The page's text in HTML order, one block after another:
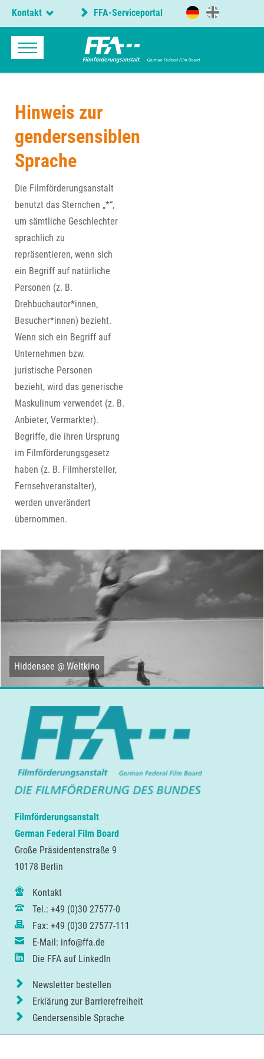
Kontakt FFA-Serviceportal
Hinweis zur
gendersensiblen
Sprache
Die Filmförderungsanstalt
benutzt das Sternchen „*“,
um sämtliche Geschlechter
sprachlich zu
repräsentieren, wenn sich
ein Begriff auf natürliche
Personen (z. B.
Drehbuchautor*innen,
Besucher*innen) bezieht.
Wenn sich ein Begriff auf
Unternehmen bzw.
juristische Personen
bezieht, wird das generische
Maskulinum verwendet (z. B.
Anbieter, Vermarkter).
Begriffe, die ihren Ursprung
im Filmförderungsgesetz
haben (z. B. Filmhersteller,
Fernsehveranstalter),
werden unverändert
übernommen.
Hiddensee @ Weltkino
Filmförderungsanstalt
German Federal Film Board
Große Präsidentenstraße 9
10178 Berlin
Kontakt
Tel.: +49 (0)30 27577-0
Fax: +49 (0)30 27577-111
E-Mail: info@ffa.de
Die FFA auf LinkedIn
Newsletter bestellen
Erklärung zur Barrierefreiheit
Gendersensible Sprache